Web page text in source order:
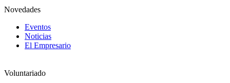
Novedades
Eventos
Noticias
El Empresario
Voluntariado